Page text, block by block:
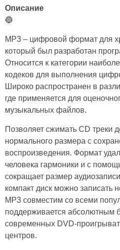
Описание
🔵
MP3 – цифровой формат для
который был разработан
Относится к категории
кодеков для выполнения
Широко распространен в
где применяется для
музыкальных файлов.
Позволяет сжимать CD треки
нормального размера с
воспроизведения. Формат
человека гармоники и с
сокращает размер
компакт диск можно записать
MP3 совместим со всеми
поддерживается абсолютным
современных DVD-
центров.